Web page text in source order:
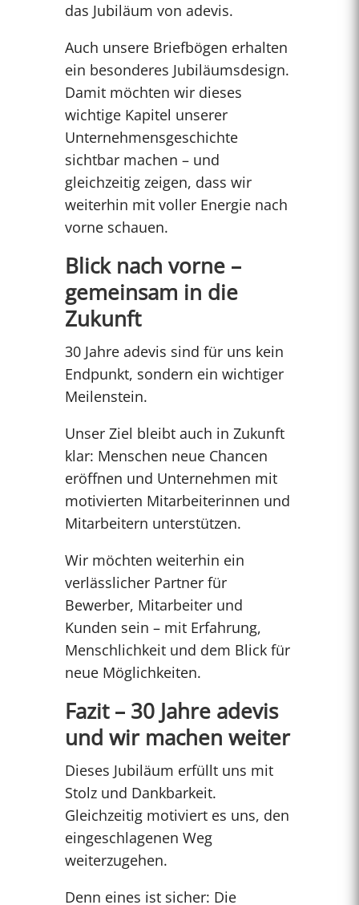
das Jubiläum von adevis.
Auch unsere Briefbögen erhalten
ein besonderes Jubiläumsdesign.
Damit möchten wir dieses
wichtige Kapitel unserer
Unternehmensgeschichte
sichtbar machen – und
gleichzeitig zeigen, dass wir
weiterhin mit voller Energie nach
vorne schauen.
Blick nach vorne –
gemeinsam in die
Zukunft
30 Jahre adevis sind für uns kein
Endpunkt, sondern ein wichtiger
Meilenstein.
Unser Ziel bleibt auch in Zukunft
klar: Menschen neue Chancen
eröffnen und Unternehmen mit
motivierten Mitarbeiterinnen und
Mitarbeitern unterstützen.
Wir möchten weiterhin ein
verlässlicher Partner für
Bewerber, Mitarbeiter und
Kunden sein – mit Erfahrung,
Menschlichkeit und dem Blick für
neue Möglichkeiten.
Fazit – 30 Jahre adevis
und wir machen weiter
Dieses Jubiläum erfüllt uns mit
Stolz und Dankbarkeit.
Gleichzeitig motiviert es uns, den
eingeschlagenen Weg
weiterzugehen.
Denn eines ist sicher: Die